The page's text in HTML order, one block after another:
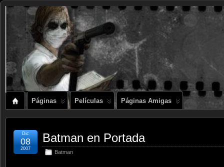
Páginas Películas Páginas Amigas
Batman en Portada
Batman
Dic
08
2007